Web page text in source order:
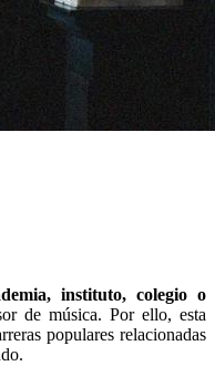
instituto, colegio o
de música. Por ello, esta
populares relacionadas